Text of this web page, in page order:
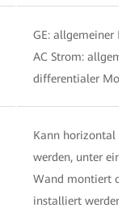
GE: allgemeiner
AC Strom:
differentialer
Kann horizontal
werden, unter
Wand montiert
installiert werden.